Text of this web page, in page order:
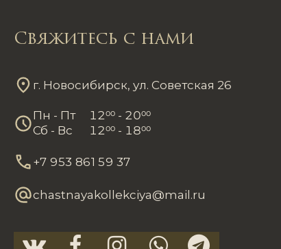
Свяжитесь с нами
г. Новосибирск, ул. Советская 26
Пн - Пт 1200 - 2000
Сб - Вс
1200 - 1800
+7 953 861 59 37
chastnayakollekciya@mail.ru